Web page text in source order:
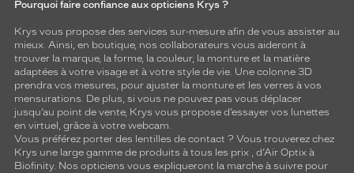
Pourquoi faire confiance aux opticiens Krys ?
Krys vous propose des services sur-mesure afin de vous assister au
mieux. Ainsi, en boutique, nos collaborateurs vous aideront à
trouver la marque, la forme, la couleur, la monture et la matière
adaptées à votre visage et à votre style de vie. Une colonne 3D
prendra vos mesures, pour ajuster la monture et les verres à vos
mensurations. De plus, si vous ne pouvez pas vous déplacer
jusqu’au point de vente, Krys vous propose d’essayer vos lunettes
en virtuel, grâce à votre webcam.
Vous préférez porter des lentilles de contact ? Vous trouverez chez
Krys une large gamme de produits à tous les prix , d’Air Optix à
Biofinity. Nos opticiens vous expliqueront la marche à suivre pour